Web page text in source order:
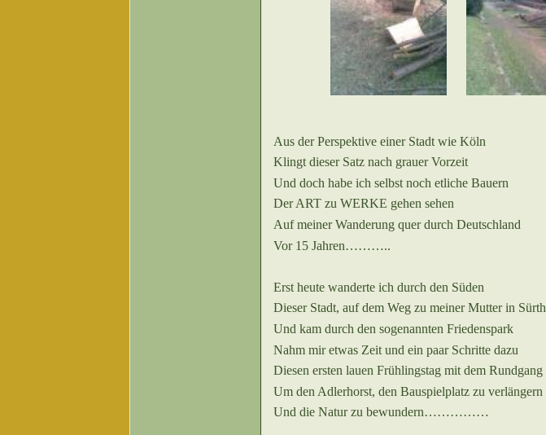
Aus der Perspektive einer Stadt wie Köln
Klingt dieser Satz nach grauer Vorzeit
Und doch habe ich selbst noch etliche Bauern
Der ART zu WERKE gehen sehen
Auf meiner Wanderung quer durch Deutschland
Vor 15 Jahren………..
Erst heute wanderte ich durch den Süden
Dieser Stadt, auf dem Weg zu meiner Mutter in Sürth
Und kam durch den sogenannten Friedenspark
Nahm mir etwas Zeit und ein paar Schritte dazu
Diesen ersten lauen Frühlingstag mit dem Rundgang
Um den Adlerhorst, den Bauspielplatz zu verlängern
Und die Natur zu bewundern……………